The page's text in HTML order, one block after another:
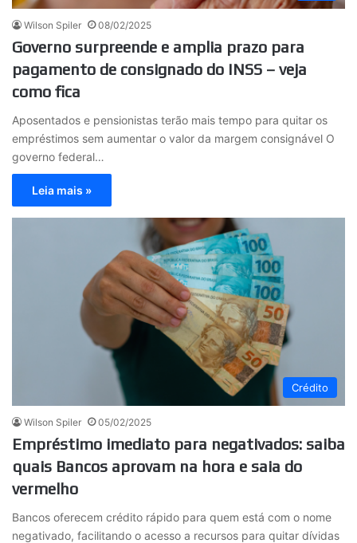
Wilson Spiler 08/02/2025
Governo surpreende e amplia prazo para
pagamento de consignado do INSS – veja
como fica
Aposentados e pensionistas terão mais tempo para quitar os
empréstimos sem aumentar o valor da margem consignável O
governo federal…
Leia mais »
Crédito
Wilson Spiler 05/02/2025
Empréstimo imediato para negativados: saiba
quais Bancos aprovam na hora e saia do
vermelho
Bancos oferecem crédito rápido para quem está com o nome
negativado, facilitando o acesso a recursos para quitar dívidas